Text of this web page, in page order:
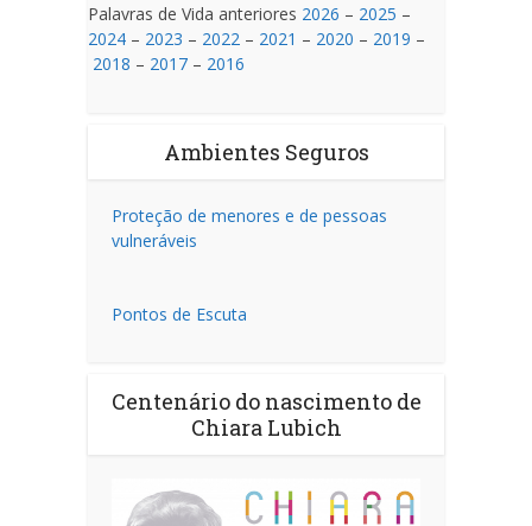
Palavras de Vida anteriores 2026 – 2025 –
2024 – 2023 – 2022 – 2021 – 2020 – 2019 –
2018 – 2017 – 2016
Ambientes Seguros
Proteção de menores e de pessoas
vulneráveis
Pontos de Escuta
Centenário do nascimento de
Chiara Lubich